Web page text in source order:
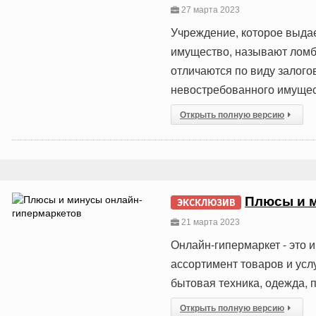
27 марта 2023
Учреждение, которое
имущество, называют
отличаются по виду
невостребованного
Открыть полную версию
ЭКСКЛЮЗИВ Плюсы и
21 марта 2023
Онлайн-гипермаркет - это
ассортимент товаров и
бытовая техника, одежда,
Открыть полную версию